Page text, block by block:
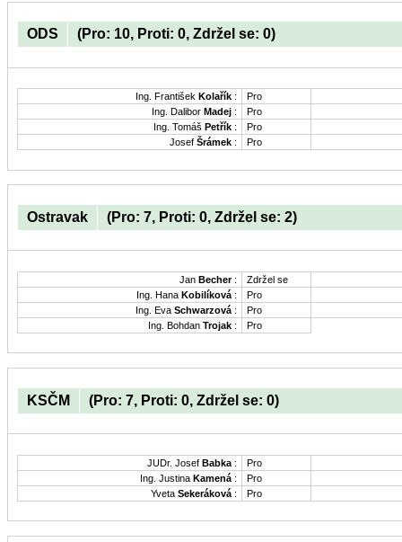
ODS (Pro: 10, Proti: 0, Zdržel se: 0)
Ing. František Kolařík :
Pro
Ing. Dalibor Madej :
Pro
Ing. Tomáš Petřík :
Pro
Josef Šrámek : Pro
Ostravak (Pro: 7, Proti: 0, Zdržel se: 2)
Jan Becher:
Zdržel se
Ing. Hana Kobilíková :
Pro
Ing. Eva Schwarzová :
Pro
Ing. Bohdan Trojak : Pro
KSČM (Pro: 7, Proti: 0, Zdržel se: 0)
JUDr. Josef Babka :
Pro
Ing. Justina Kamená :
Pro
Yveta Sekeráková : Pro